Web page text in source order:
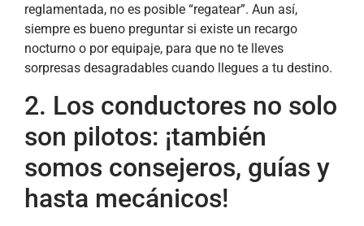
reglamentada, no es posible “regatear”. Aun así,
siempre es bueno preguntar si existe un recargo
nocturno o por equipaje, para que no te lleves
sorpresas desagradables cuando llegues a tu destino.
2. Los conductores no solo
son pilotos: ¡también
somos consejeros, guías y
hasta mecánicos!